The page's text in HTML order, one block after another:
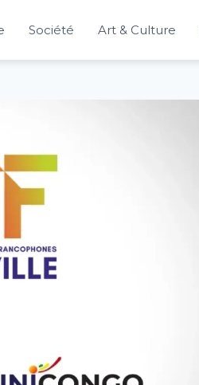
Société Art & Culture